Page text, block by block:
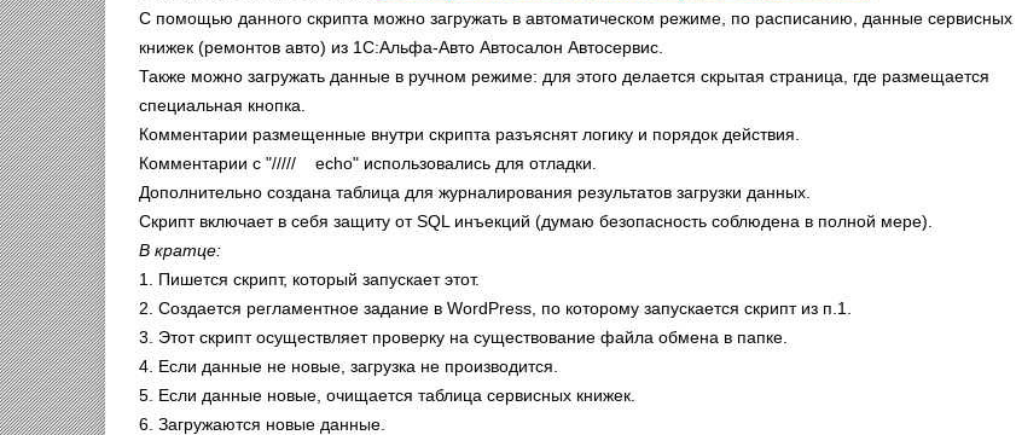
С помощью данного скрипта можно загружать в автоматическом режиме, по расписанию, данные сервисных
книжек (ремонтов авто) из 1С:Альфа-Авто Автосалон Автосервис.
Также можно загружать данные в ручном режиме: для этого делается скрытая страница, где размещается
специальная кнопка.
Комментарии размещенные внутри скрипта разъяснят логику и порядок действия.
Комментарии с "///// echo" использовались для отладки.
Дополнительно создана таблица для журналирования результатов загрузки данных.
Скрипт включает в себя защиту от SQL инъекций (думаю безопасность соблюдена в полной мере).
В кратце:
1. Пишется скрипт, который запускает этот.
2. Создается регламентное задание в WordPress, по которому запускается скрипт из п.1.
3. Этот скрипт осуществляет проверку на существование файла обмена в папке.
4. Если данные не новые, загрузка не производится.
5. Если данные новые, очищается таблица сервисных книжек.
6. Загружаются новые данные.